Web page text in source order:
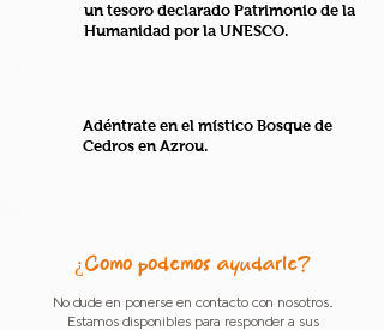
un tesoro declarado Patrimonio de la
Humanidad por la UNESCO.
Adéntrate en el místico Bosque de
Cedros en Azrou.
¿Cómo podemos ayudarle?
No dude en ponerse en contacto con nosotros.
Estamos disponibles para responder a sus